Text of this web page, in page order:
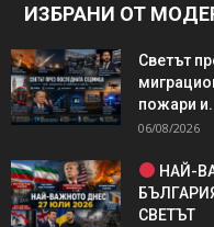
ИЗБРАНИ ОТ
Светът
пожари
06/08/2026
НАЙ-
СВЕТЪТ